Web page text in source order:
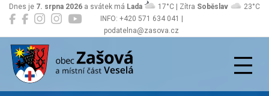
INFO: +420 571 634 041 |
podatelna@zasova.cz
Dnes je 7. srpna 2026 a svátek má Lada 17°C | Zítra Soběslav 23°C
Zašová